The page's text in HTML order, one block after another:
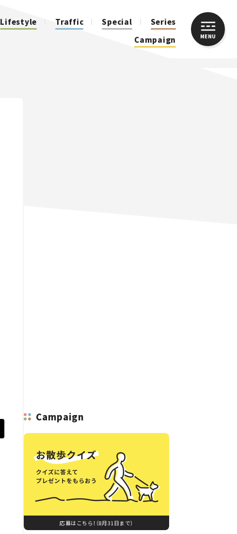
Lifestyle Traffic Special
Series
Campaign
MENU
Campaign
応募はこちら！（8月31日まで）
CLOSE